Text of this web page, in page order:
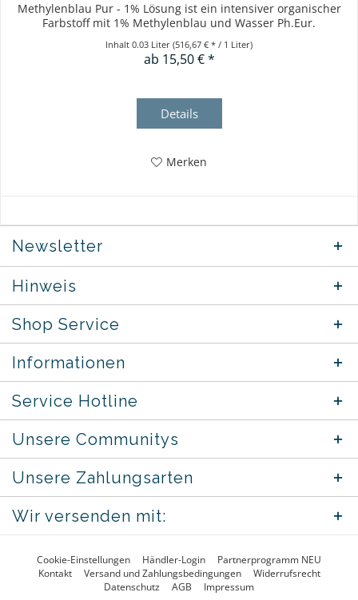
Methylenblau Pur - 1% Lösung ist ein intensiver organischer
Farbstoff mit 1% Methylenblau und Wasser Ph.Eur.
Inhalt0.03 Liter(516,67 € * / 1 Liter)
ab 15,50 € *
Details
Merken
Newsletter
Hinweis
Shop Service
Informationen
Service Hotline
Unsere Communitys
Unsere Zahlungsarten
Wir versenden mit:
Cookie-Einstellungen Händler-Login
Partnerprogramm NEU
Kontakt
Versand und Zahlungsbedingungen
Widerrufsrecht
Datenschutz
AGB Impressum